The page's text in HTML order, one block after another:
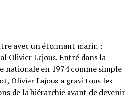
avec un étonnant marin :
Olivier Lajous. Entré dans la
nationale en 1974 comme simple
Olivier Lajous a gravi tous les
de la hiérarchie avant de devenir